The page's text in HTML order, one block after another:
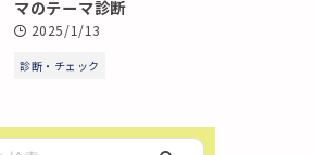
マのテーマ診断
2025/1/13
診断・チェック